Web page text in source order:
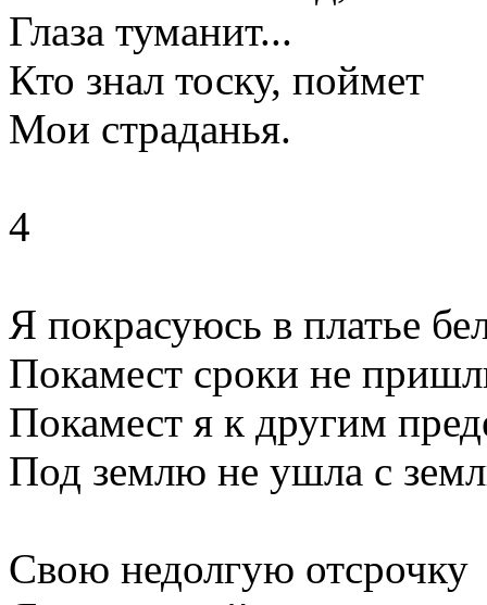
Глаза туманит...
Кто знал тоску, поймет
Мои страданья.
4
Я покрасуюсь в платье
Покамест сроки не
Покамест я к другим
Под землю не ушла с
Свою недолгую отсрочку